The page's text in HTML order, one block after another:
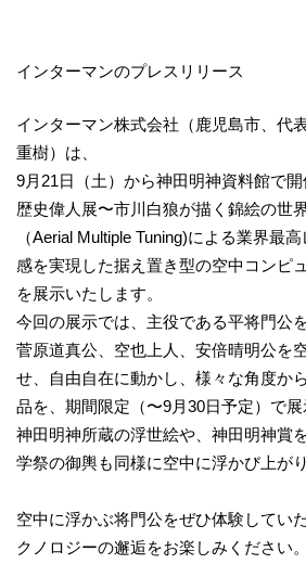
インターマンのプレスリリース
インターマン株式会社（鹿児島市、代
重樹）は、
9月21日（土）から神田明神資料館で
歴史偉人展〜市川白狼が描く錦絵の世
（Aerial Multiple Tuning)による業界最
感を実現した据え置き型の空中コンピ
を展示いたします。
今回の展示では、主役である平将門公
菅原道真公、空也上人、安倍晴明公を
せ、自由自在に動かし、様々な角度か
品を、期間限定（〜9月30日予定）で展
神田明神所蔵の浮世絵や、神田明神賞
学祭の御輿も同様に空中に浮かび上が
空中に浮かぶ将門公をぜひ体験してい
クノロジーの邂逅をお楽しみください。